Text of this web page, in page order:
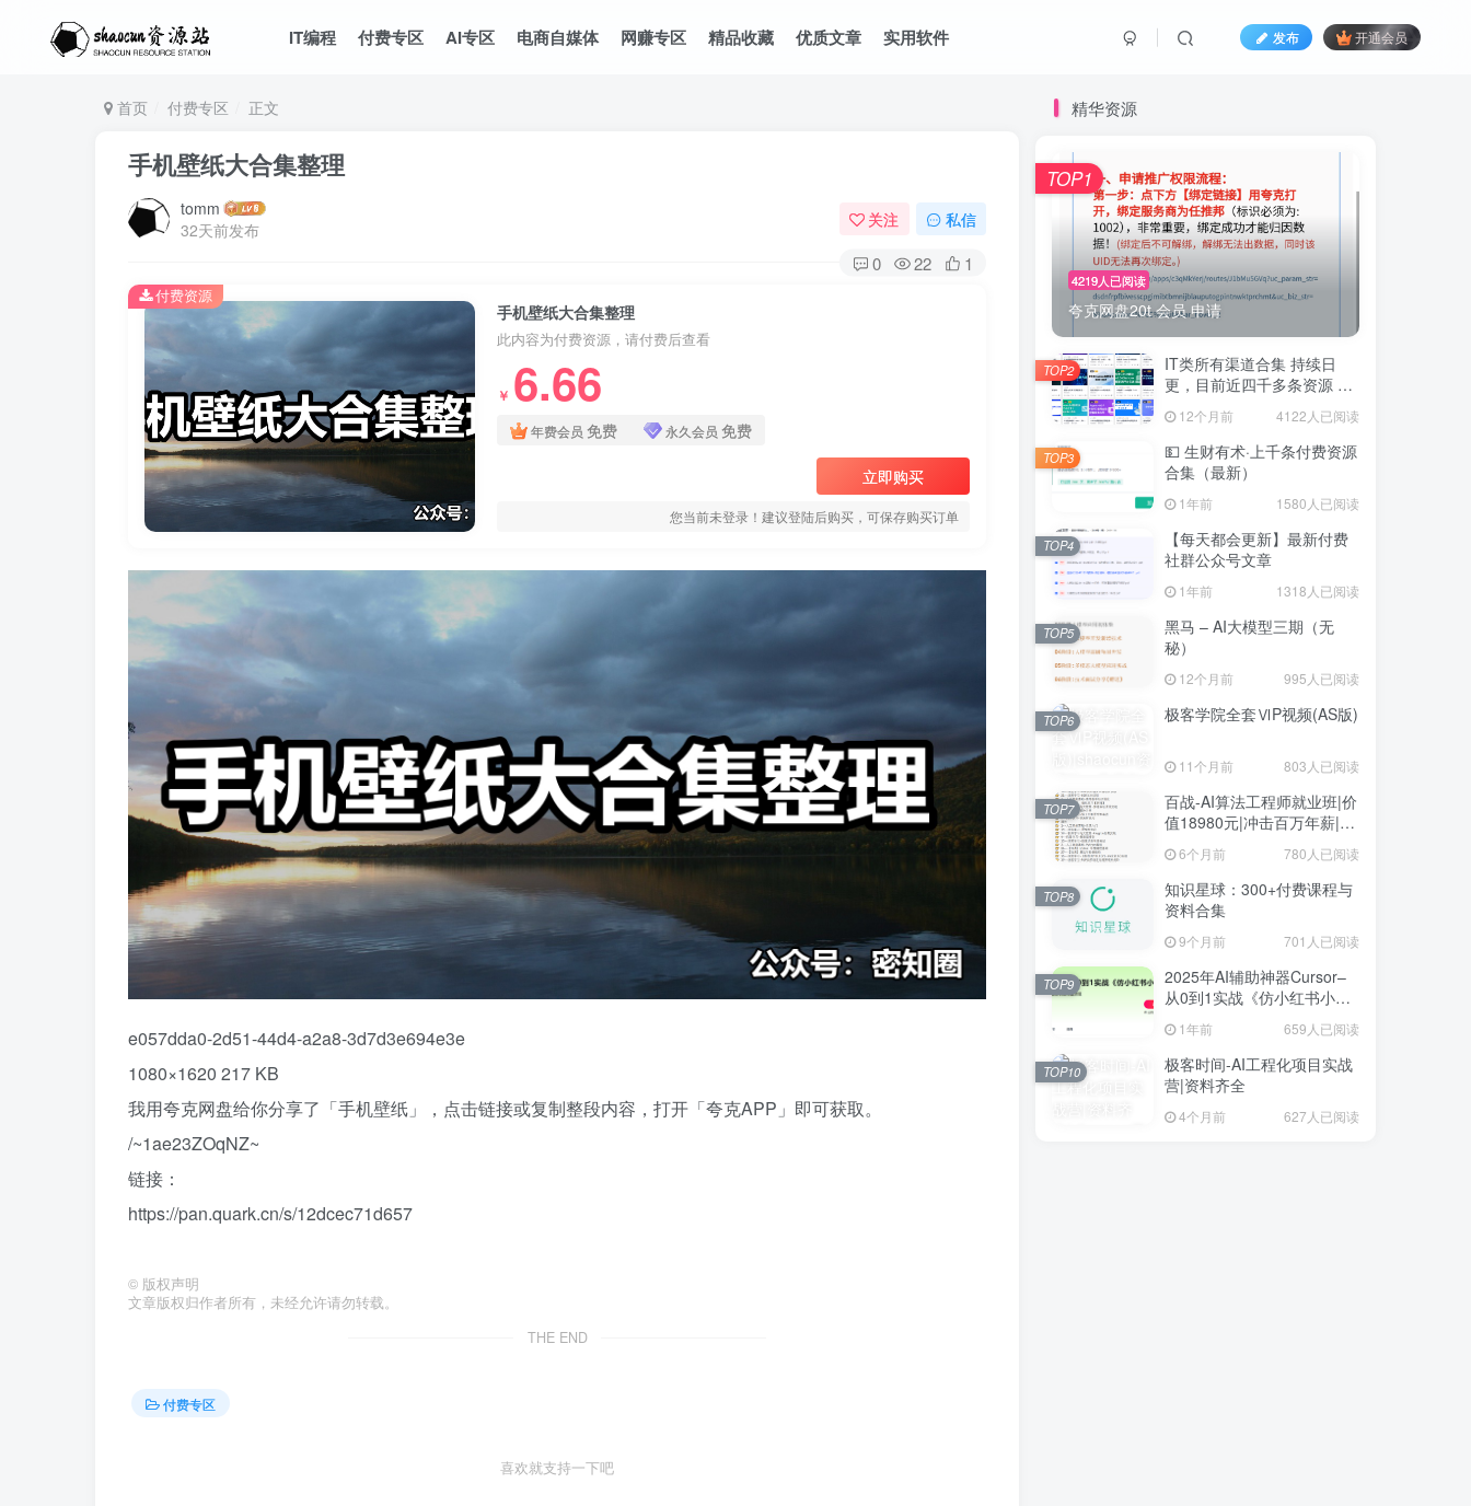
IT编程 付费专区 AI专区 电商自媒体 网赚专区 精品收藏 优质文章 实用软件 发布 开通会员
首页 付费专区 正文
手机壁纸大合集整理
tomm
32天前发布
关注 私信
0 22 1
手机壁纸大合集整理
此内容为付费资源，请付费后查看
￥ 6.66
年费会员 免费 永久会员 免费
立即购买
您当前未登录！建议登陆后购买，可保存购买订单
付费资源
e057dda0-2d51-44d4-a2a8-3d7d3e694e3e
1080×1620 217 KB
我用夸克网盘给你分享了「手机壁纸」，点击链接或复制整段内容，打开「夸克APP」即可获取。
/~1ae23ZOqNZ~
链接：
https://pan.quark.cn/s/12dcec71d657
© 版权声明
文章版权归作者所有，未经允许请勿转载。
THE END
付费专区
喜欢就支持一下吧
精华资源
4219人已阅读
夸克网盘20t 会员 申请
TOP1
IT类所有渠道合集 持续日
更，目前近四千多条资源 年
12个月前 4122人已阅读
TOP2
💵 生财有术·上千条付费资源
合集（最新）
1年前 1580人已阅读
TOP3
【每天都会更新】最新付费
社群公众号文章
1年前 1318人已阅读
TOP4
黑马 – AI大模型三期（无
秘）
12个月前 995人已阅读
TOP5
极客学院全套ⅥP视频(AS版)
11个月前 803人已阅读
TOP6
百战-AI算法工程师就业班|价
值18980元|冲击百万年薪|完
结无秘
6个月前 780人已阅读
TOP7
知识星球：300+付费课程与
资料合集
9个月前 701人已阅读
TOP8
2025年AI辅助神器Cursor–
从0到1实战《仿小红书小程
序》1年前 659人已阅读
TOP9
极客时间-AI工程化项目实战
营|资料齐全
4个月前 627人已阅读
TOP10